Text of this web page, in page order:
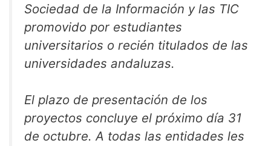
Sociedad de la Información y las TIC
promovido por estudiantes
universitarios o recién titulados de las
universidades andaluzas.
El plazo de presentación de los
proyectos concluye el próximo día 31
de octubre. A todas las entidades les